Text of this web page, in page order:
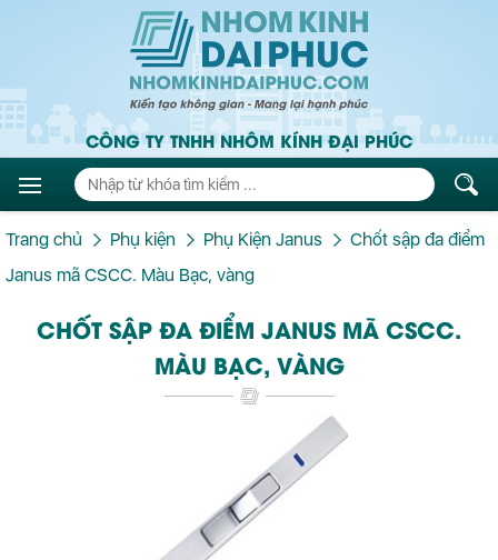
CÔNG TY TNHH NHÔM KÍNH ĐẠI PHÚC
Trang chủ Phụ kiện Phụ Kiện Janus
Chốt sập đa điểm
Janus mã CSCC. Màu Bạc, vàng
CHỐT SẬP ĐA ĐIỂM JANUS MÃ CSCC.
MÀU BẠC, VÀNG